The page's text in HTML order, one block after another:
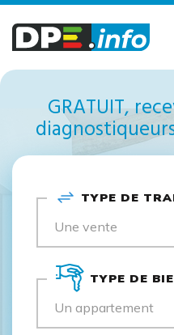
GRATUIT,
TYPE DE
Une vente
TYPE DE
Un appartement